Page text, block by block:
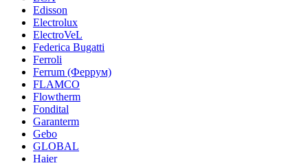
Edisson
Electrolux
ElectroVeL
Federica Bugatti
Ferroli
Ferrum (Феррум)
FLAMCO
Flowtherm
Fondital
Garanterm
Gebo
GLOBAL
Haier